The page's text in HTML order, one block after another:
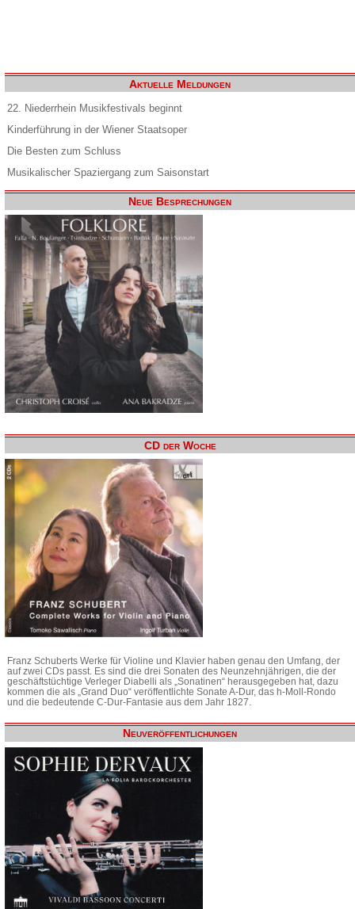
Aktuelle Meldungen
22. Niederrhein Musikfestivals beginnt
Kinderführung in der Wiener Staatsoper
Die Besten zum Schluss
Musikalischer Spaziergang zum Saisonstart
Neue Besprechungen
CD der Woche
Franz Schuberts Werke für Violine und Klavier haben genau den Umfang, der
auf zwei CDs passt. Es sind die drei Sonaten des Neunzehnjährigen, die der
geschäftstüchtige Verleger Diabelli als „Sonatinen“ herausgegeben hat, dazu
kommen die als „Grand Duo“ veröffentlichte Sonate A-Dur, das h-Moll-Rondo
und die bedeutende C-Dur-Fantasie aus dem Jahr 1827.
Neuveröffentlichungen